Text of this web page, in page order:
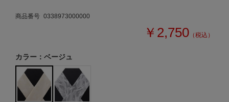
商品番号 0338973000000
￥2,750 （税込）
カラー：ベージュ